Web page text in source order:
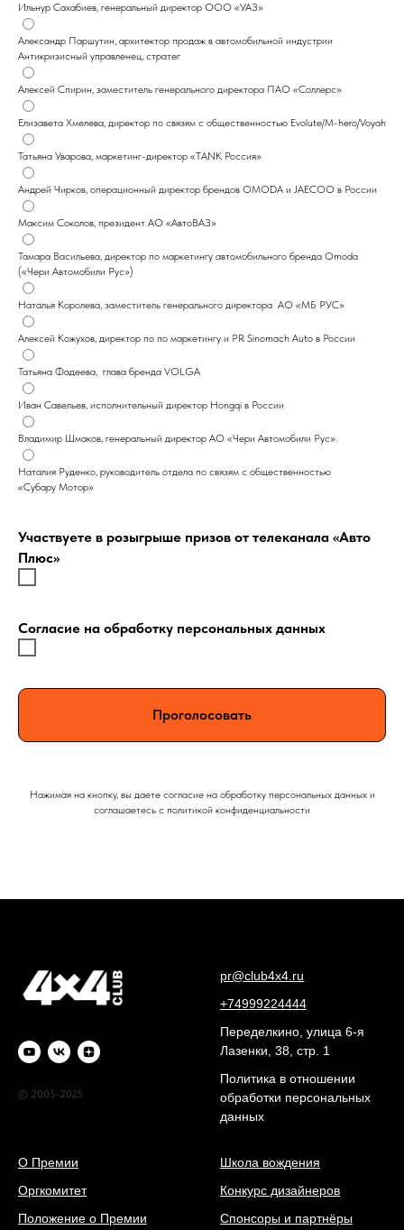
Ильнур Сахабиев, генеральный директор ООО «УАЗ»
Александр Паршутин, архитектор продаж в автомобильной индустрии
Антикризисный управленец, стратег
Алексей Спирин, заместитель генерального директора ПАО «Соллерс»
Елизавета Хмелева, директор по связям с общественностью Evolute/M-hero/Voyah
Татьяна Уварова, маркетинг-директор «TANK Россия»
Андрей Чирков, операционный директор брендов OMODA и JAECOO в России
Максим Соколов, президент АО «АвтоВАЗ»
Тамара Васильева, директор по маркетингу автомобильного бренда Omoda
(«Чери Автомобили Рус»)
Наталья Королева, заместитель генерального директора AO «МБ РУС»
Алексей Кожухов, директор по по маркетингу и PR Sinomach Auto в России
Татьяна Фадеева, глава бренда VOLGA
Иван Савельев, исполнительный директор Hongqi в России
Владимир Шмаков, генеральный директор АО «Чери Автомобили Рус».
Наталия Руденко, руководитель отдела по связям с общественностью
«Субару Мотор»
Участвуете в розыгрыше призов от телеканала «Авто
Плюс»
Согласие на обработку персональных данных
Проголосовать
Нажимая на кнопку, вы даете согласие на обработку персональных данных и
соглашаетесь c политикой конфиденциальности
© 2005-2025
pr@club4x4.ru
+74999224444
Переделкино, улица 6-я
Лазенки, 38, стр. 1
Политика в отношении
обработки персональных
данных
О Премии
Оргкомитет
Положение о Премии
Школа вождения
Конкурс дизайнеров
Спонсоры и партнёры